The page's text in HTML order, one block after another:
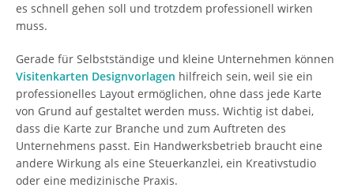
es schnell gehen soll und trotzdem professionell wirken
muss.
Gerade für Selbstständige und kleine Unternehmen können
Visitenkarten Designvorlagen hilfreich sein, weil sie ein
professionelles Layout ermöglichen, ohne dass jede Karte
von Grund auf gestaltet werden muss. Wichtig ist dabei,
dass die Karte zur Branche und zum Auftreten des
Unternehmens passt. Ein Handwerksbetrieb braucht eine
andere Wirkung als eine Steuerkanzlei, ein Kreativstudio
oder eine medizinische Praxis.